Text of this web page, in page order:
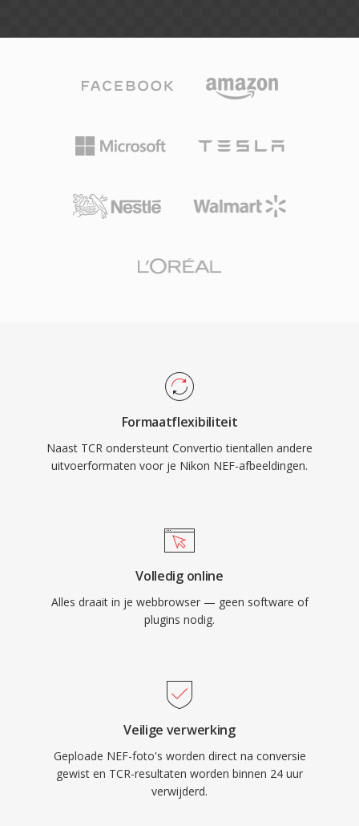
Formaatflexibiliteit
Naast TCR ondersteunt Convertio tientallen andere
uitvoerformaten voor je Nikon NEF-afbeeldingen.
Volledig online
Alles draait in je webbrowser — geen software of
plugins nodig.
Veilige verwerking
Geploade NEF-foto's worden direct na conversie
gewist en TCR-resultaten worden binnen 24 uur
verwijderd.